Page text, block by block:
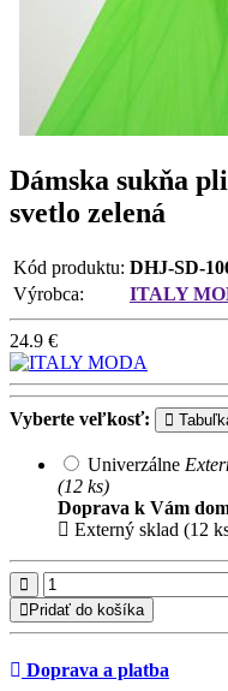
Dámska sukňa
svetlo zelená
Kód produktu: DHJ-SD-
Výrobca:
ITALY
24.9 €
Vyberte veľkosť:
Univerzálne
(12 ks)
Doprava k Vám
Externý sklad (12
Pridať do košíka
Doprava a platba